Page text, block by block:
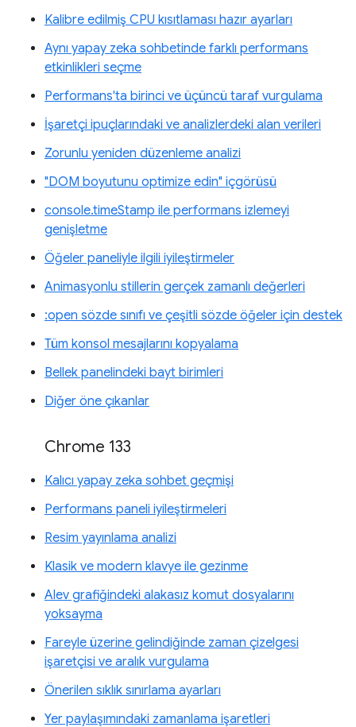
Kalibre edilmiş CPU kısıtlaması hazır ayarları
Aynı yapay zeka sohbetinde farklı performans
etkinlikleri seçme
Performans'ta birinci ve üçüncü taraf vurgulama
İşaretçi ipuçlarındaki ve analizlerdeki alan verileri
Zorunlu yeniden düzenleme analizi
"DOM boyutunu optimize edin" içgörüsü
console.timeStamp ile performans izlemeyi
genişletme
Öğeler paneliyle ilgili iyileştirmeler
Animasyonlu stillerin gerçek zamanlı değerleri
:open sözde sınıfı ve çeşitli sözde öğeler için destek
Tüm konsol mesajlarını kopyalama
Bellek panelindeki bayt birimleri
Diğer öne çıkanlar
Chrome 133
Kalıcı yapay zeka sohbet geçmişi
Performans paneli iyileştirmeleri
Resim yayınlama analizi
Klasik ve modern klavye ile gezinme
Alev grafiğindeki alakasız komut dosyalarını
yoksayma
Fareyle üzerine gelindiğinde zaman çizelgesi
işaretçisi ve aralık vurgulama
Önerilen sıklık sınırlama ayarları
Yer paylaşımındaki zamanlama işaretleri